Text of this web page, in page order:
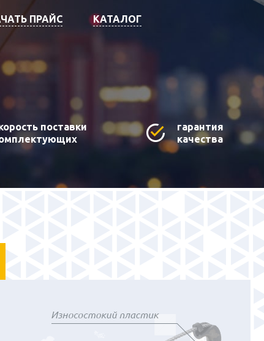
ПРАЙС КАТАЛОГ
поставки
гарантия
качества